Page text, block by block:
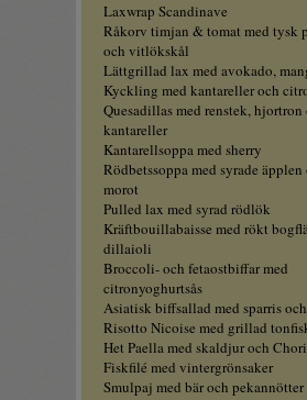
Laxwrap Scandinave
Råkorv timjan & tomat med tysk
och vitlökskål
Lättgrillad lax med avokado,
Kyckling med kantareller och
Quesadillas med renstek, hjortron
kantareller
Kantarellsoppa med sherry
Rödbetssoppa med syrade
morot
Pulled lax med syrad rödlök
Kräftbouillabaisse med rökt
dillaioli
Broccoli- och fetaostbiffar med
citronyoghurtsås
Asiatisk biffsallad med sparris
Risotto Nicoise med grillad
Het Paella med skaldjur och
Fiskfilé med vintergrönsaker
Smulpaj med bär och pekannötter